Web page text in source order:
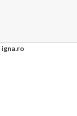
igna.ro